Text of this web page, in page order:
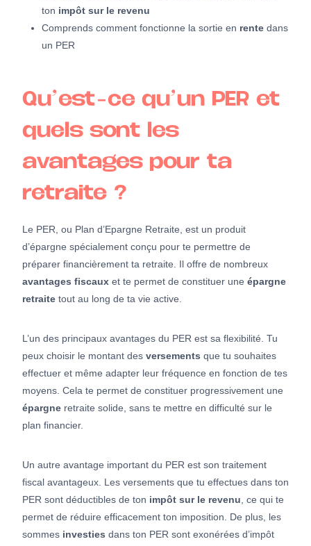
ton impôt sur le revenu
Comprends comment fonctionne la sortie en rente dans
un PER
Qu’est-ce qu’un PER et
quels sont les
avantages pour ta
retraite ?
Le PER, ou Plan d’Epargne Retraite, est un produit
d’épargne spécialement conçu pour te permettre de
préparer financièrement ta retraite. Il offre de nombreux
avantages fiscaux et te permet de constituer une épargne
retraite tout au long de ta vie active.
L’un des principaux avantages du PER est sa flexibilité. Tu
peux choisir le montant des versements que tu souhaites
effectuer et même adapter leur fréquence en fonction de tes
moyens. Cela te permet de constituer progressivement une
épargne retraite solide, sans te mettre en difficulté sur le
plan financier.
Un autre avantage important du PER est son traitement
fiscal avantageux. Les versements que tu effectues dans ton
PER sont déductibles de ton impôt sur le revenu , ce qui te
permet de réduire efficacement ton imposition. De plus, les
sommes investies dans ton PER sont exonérées d’impôt